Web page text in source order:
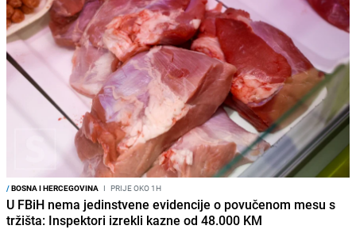
/BOSNA I HERCEGOVINA I PRIJE OKO 1H
U FBiH nema jedinstvene evidencije o povučenom mesu s
tržišta: Inspektori izrekli kazne od 48.000 KM